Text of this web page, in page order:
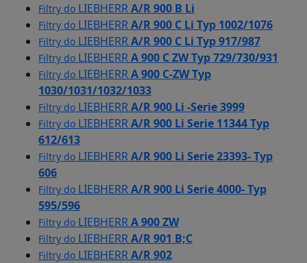
Filtry do LIEBHERRA/R 900 B Li
Filtry do LIEBHERRA/R 900 C Li Typ 1002/1076
Filtry do LIEBHERRA/R 900 C Li Typ 917/987
Filtry do LIEBHERRA 900 C ZW Typ 729/730/931
Filtry do LIEBHERRA 900 C-ZW Typ
1030/1031/1032/1033
Filtry do LIEBHERRA/R 900 Li -Serie 3999
Filtry do LIEBHERRA/R 900 Li Serie 11344 Typ
612/613
Filtry do LIEBHERRA/R 900 Li Serie 23393- Typ
606
Filtry do LIEBHERRA/R 900 Li Serie 4000- Typ
595/596
Filtry do LIEBHERRA 900 ZW
Filtry do LIEBHERRA/R 901 B;C
Filtry do LIEBHERRA/R 902